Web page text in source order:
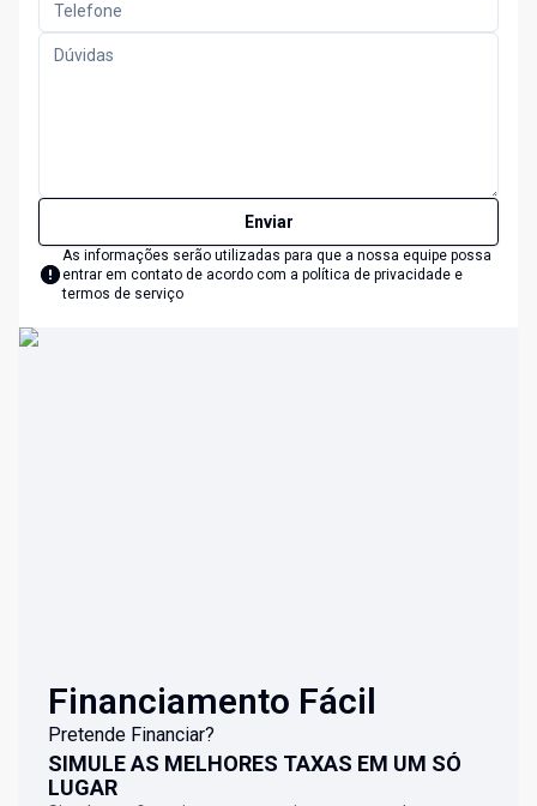
Enviar
As informações serão utilizadas para que a nossa equipe possa
entrar em contato de acordo com a política de privacidade e
termos de serviço
Financiamento Fácil
Pretende Financiar?
SIMULE AS MELHORES TAXAS EM UM SÓ
LUGAR